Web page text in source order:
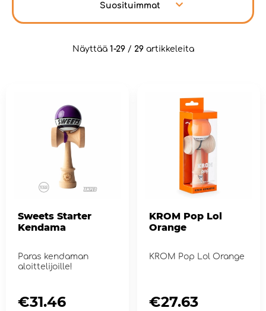
Suosituimmat
Näyttää 1-29/ 29artikkeleita
Sweets Starter
Kendama
Paras kendaman
aloittelijoille!
€31.46
KROM Pop Lol
Orange
KROM Pop Lol Orange
€27.63